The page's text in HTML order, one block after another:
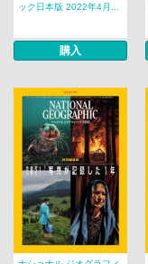
ック日本版 2022年4月...
購入